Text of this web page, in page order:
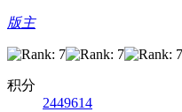
版主
积分
2449614